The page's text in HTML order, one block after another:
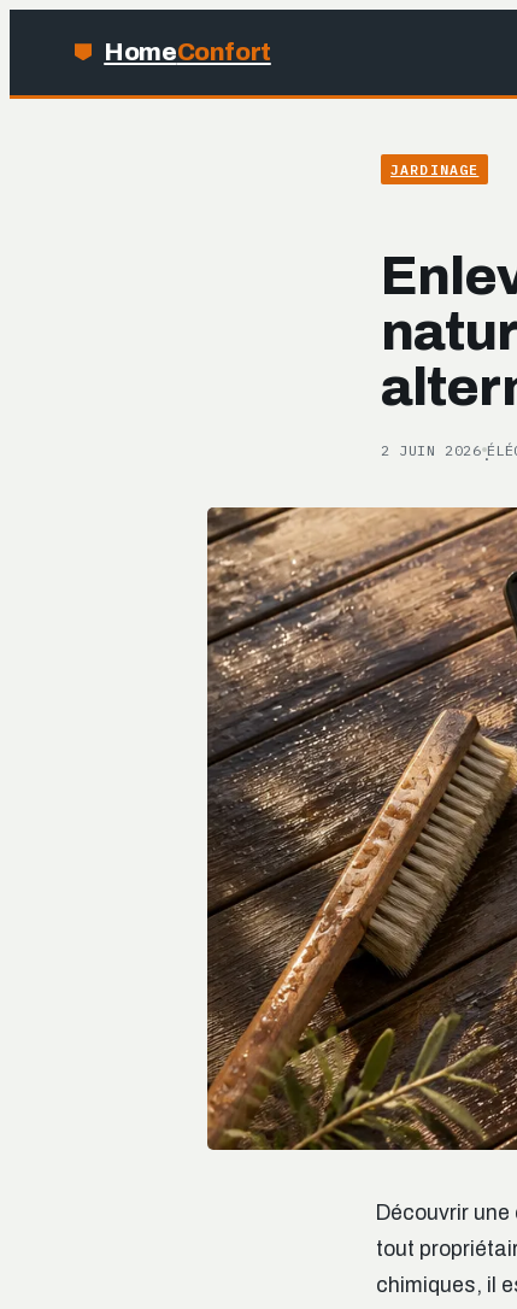
HomeConfort
JARDINAGE
2 JUIN 2026 ·
Découvrir
tout
chimiques, il